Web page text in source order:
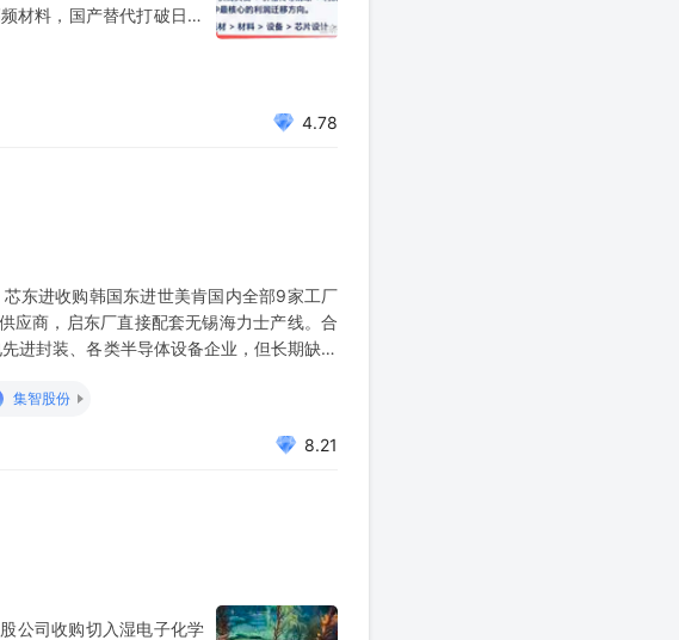
材料，国产替代打破日本
4.78
东进收购韩国东进世美肯国内全部9家工厂
应商，启东厂直接配套无锡海力士产线。合
进封装、各类半导体设备企业，但长期缺少
集智股份
8.21
股公司收购切入湿电子化学